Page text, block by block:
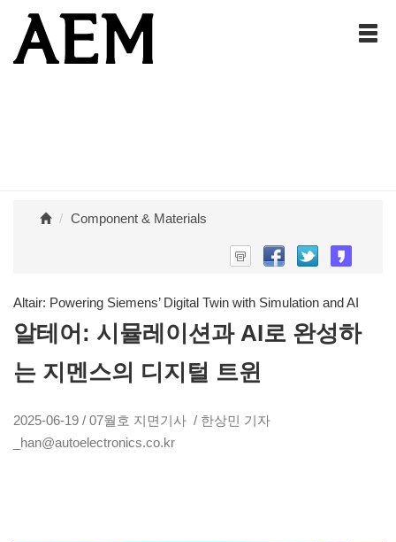
Component & Materials
Altair: Powering Siemens’ Digital Twin with Simulation and AI
알테어: 시뮬레이션과 AI로 완성하
는 지멘스의 디지털 트윈
2025-06-19 / 07월호 지면기사 / 한상민 기자
_han@autoelectronics.co.kr